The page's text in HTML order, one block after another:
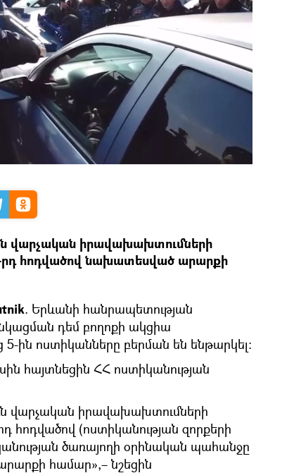
վարչական իրավախախտումների
հոդվածով նախատեսված արարքի
. Երևանի հանրապետության
դեմ բողոքի ակցիա
ին ոստիկանները բերման են ենթարկել։
հայտնեցին ՀՀ ոստիկանության
վարչական իրավախախտումների
հոդվածով (ոստիկանության զորքերի
ծառայողի օրինական պահանջը
համար»,– նշեցին